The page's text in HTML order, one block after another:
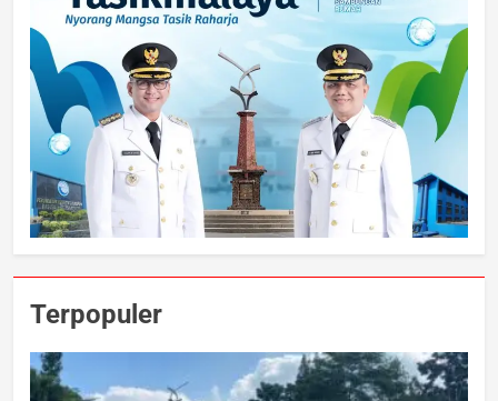
Terpopuler